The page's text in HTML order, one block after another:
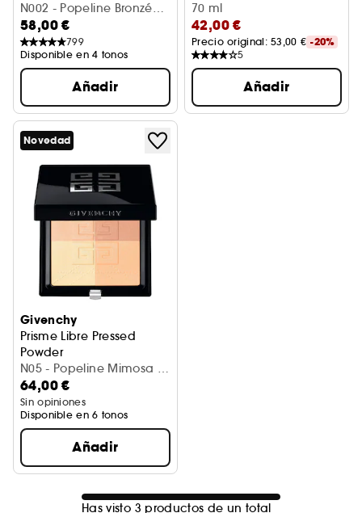
Polvos bronceadores y esculpidores 4 Colores
N002 - Popeline Bronzée
(7 g)
58,00 €
799
Disponible en 4 tonos
Añadir
70 ml
42,00 €
Precio original: 53,00 € -20%
5
Añadir
Novedad
Givenchy
Prisme Libre Pressed
Powder
Polvos compactos fijadores y matificantes
N05 - Popeline Mimosa (7
g)
64,00 €
Sin opiniones
Disponible en 6 tonos
Añadir
Has visto 3 productos de un total